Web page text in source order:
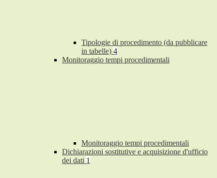
Tipologie di procedimento (da pubblicare
in tabelle) 4
Monitoraggio tempi procedimentali
Monitoraggio tempi procedimentali
Dichiarazioni sostitutive e acquisizione d'ufficio
dei dati 1